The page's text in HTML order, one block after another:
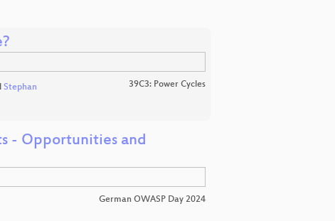
Stephan 39C3: Power Cycles
- Opportunities and
German OWASP Day 2024